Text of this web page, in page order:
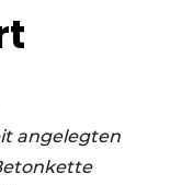
angelegten